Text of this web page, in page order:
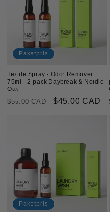
Paketpris
Textile Spray - Odor Remover
75ml - 2-pack Daybreak & Nordic
Oak
Ordinarie
$55.00 CAD $45.00 CAD
Paketpris